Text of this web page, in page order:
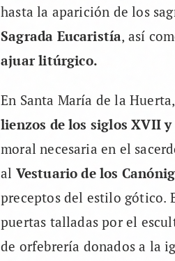
hasta la aparición de los
Sagrada Eucaristía, así
ajuar litúrgico.
En Santa María de la
lienzos de los siglos XVII
moral necesaria en el
al Vestuario de los
preceptos del estilo gótico.
puertas talladas por el
de orfebrería donados a la